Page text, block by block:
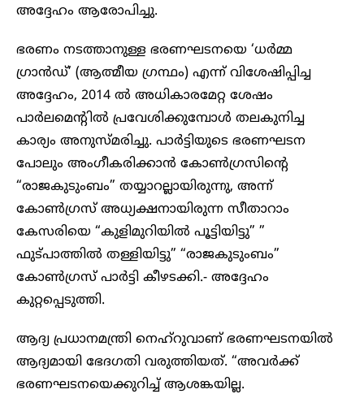
അദ്ദേഹം ആരോപിച്ചു.
ഭരണം നടത്താനുള്ള ഭരണഘടനയെ ‘ധർമ്മ
ഗ്രാൻഡ്’ (ആത്മീയ ഗ്രന്ഥം) എന്ന് വിശേഷിപ്പിച്ച
അദ്ദേഹം, 2014 ൽ അധികാരമേറ്റ ശേഷം
പാർലമെൻ്റിൽ പ്രവേശിക്കുമ്പോൾ തലകുനിച്ച
കാര്യം അനുസ്മരിച്ചു. പാർട്ടിയുടെ ഭരണഘടന
പോലും അംഗീകരിക്കാൻ കോൺഗ്രസിൻ്റെ
“രാജകുടുംബം” തയ്യാറല്ലായിരുന്നു, അന്ന്
കോൺഗ്രസ് അധ്യക്ഷനായിരുന്ന സീതാറാം
കേസരിയെ “കുളിമുറിയിൽ പൂട്ടിയിട്ടു” ”
ഫുട്പാത്തിൽ തള്ളിയിട്ടു” “രാജകുടുംബം”
കോൺഗ്രസ് പാർട്ടി കീഴടക്കി.- അദ്ദേഹം
കുറ്റപ്പെടുത്തി.
ആദ്യ പ്രധാനമന്ത്രി നെഹ്‌റുവാണ് ഭരണഘടനയിൽ
ആദ്യമായി ഭേദഗതി വരുത്തിയത്. “അവർക്ക്
ഭരണഘടനയെക്കുറിച്ച് ആശങ്കയില്ല.